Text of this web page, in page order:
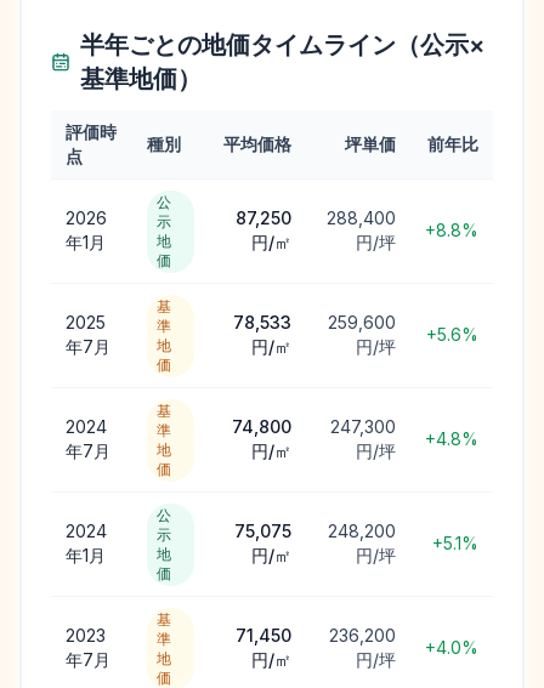
半年ごとの地価タイムライン（公示×
基準地価）
評価時
点
種別 平均価格 坪単価 前年比
2026
年1月
公
示
地
価
87,250
円/㎡
288,400
円/坪
+8.8%
2025
年7月
基
準
地
価
78,533
円/㎡
259,600
円/坪
+5.6%
2024
年7月
基
準
地
価
74,800
円/㎡
247,300
円/坪
+4.8%
2024
年1月
公
示
地
価
75,075
円/㎡
248,200
円/坪
+5.1%
2023
年7月
基
準
地
価
71,450
円/㎡
236,200
円/坪
+4.0%